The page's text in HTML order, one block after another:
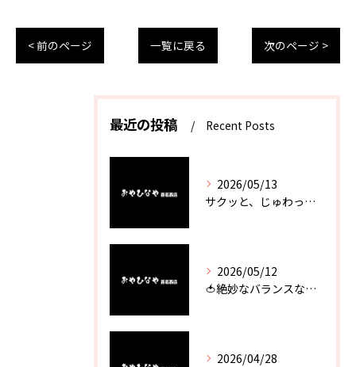
< 前のページ 一覧に戻る 次のページ >
最近の投稿 Recent Posts
2026/05/13
サクッと、じゅわっと。瀬戸内が香るカキフライ
2026/05/12
🍅絶妙なバランスなのに最高な一品🥗
2026/04/28